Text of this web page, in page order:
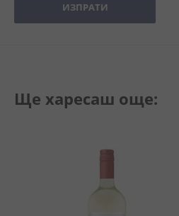
ИЗПРАТИ
Ще харесаш още: